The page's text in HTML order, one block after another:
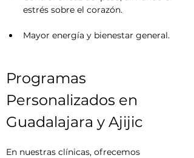
estrés sobre el corazón.
Mayor energía y bienestar general.
Programas
Personalizados en
Guadalajara y Ajijic
En nuestras clínicas, ofrecemos